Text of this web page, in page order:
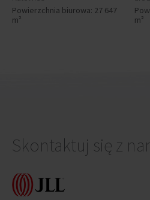
Powierzchnia biurowa: 27 647
m²
m²
Skontaktuj się z